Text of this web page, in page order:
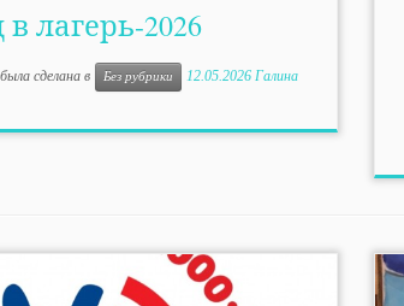
в лагерь-2026
сделана в Без рубрики 12.05.2026 Галина